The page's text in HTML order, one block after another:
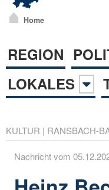
Home
REGION
LOKALES
KULTUR | RANSBACH-
Nachricht vom